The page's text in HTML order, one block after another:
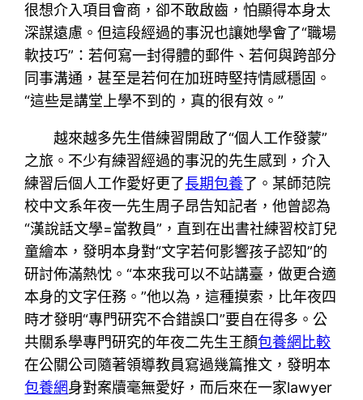
很想介入項目會商，卻不敢啟齒，怕顯得本身太
深謀遠慮。但這段經過的事況也讓她學會了“職場
軟技巧”：若何寫一封得體的郵件、若何與跨部分
同事溝通，甚至是若何在加班時堅持情感穩固。
“這些是講堂上學不到的，真的很有效。”
越來越多先生借練習開啟了“個人工作發蒙”
之旅。不少有練習經過的事況的先生感到，介入
練習后個人工作愛好更了長期包養了。某師范院
校中文系年夜一先生周子昂告知記者，他曾認為
“漢說話文學=當教員”，直到在出書社練習校訂兒
童繪本，發明本身對“文字若何影響孩子認知”的
研討佈滿熱忱。“本來我可以不站講臺，做更合適
本身的文字任務。”他以為，這種摸索，比年夜四
時才發明“專門研究不合錯誤口”要自在得多。公
共關系學專門研究的年夜二先生王顏包養網比較
在公關公司隨著領導教員寫過幾篇推文，發明本
包養網身對案牘毫無愛好，而后來在一家lawyer